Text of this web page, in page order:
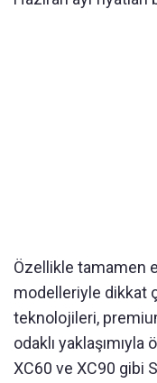
Özellikle tamamen
modelleriyle dikkat
teknolojileri,
odaklı yaklaşımıyla
XC60 ve XC90 gibi